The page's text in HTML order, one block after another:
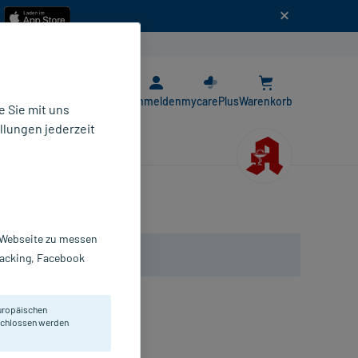
AnmeldenmycarePlusWarenkorb
Sie mit uns
jederzeit
zu messen
Facebook
werden